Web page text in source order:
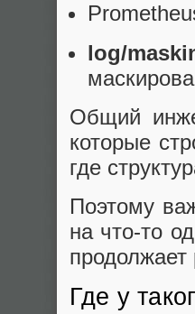
log/
Общий
которые
где
Поэтому
на что-то
продолжает
Где у